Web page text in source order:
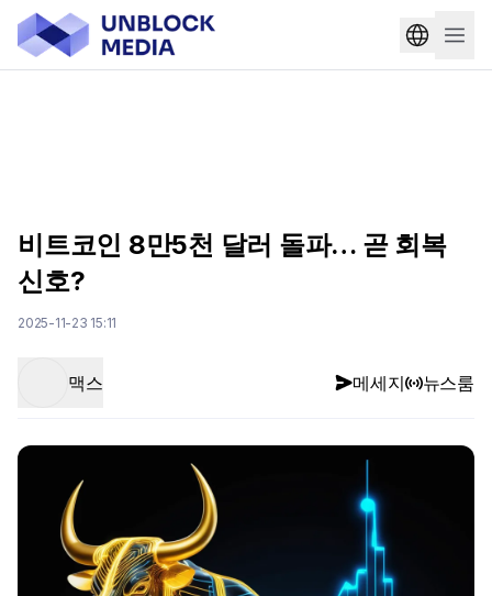
비트코인 8만5천 달러 돌파… 곧 회복
신호?
2025-11-23 15:11
맥스 메세지 뉴스룸